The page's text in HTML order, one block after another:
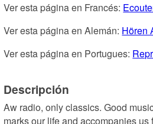
Ver esta página en Francés:
Ver esta página en Alemán: Hören
Ver esta página en Portugues:
Descripción
Aw radio, only classics. Good
marks our life and accompanies us